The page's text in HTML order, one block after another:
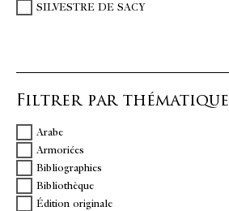
SILVESTRE DE SACY
Filtrer par thématique
Arabe
Armoriées
Bibliographies
Bibliothèque
Édition originale